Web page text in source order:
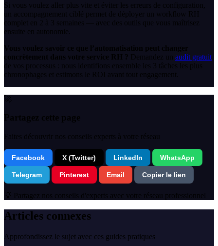
Si vous voulez aller plus vite et éviter les erreurs de configuration,
un accompagnement ciblé permet de déployer un workflow RH
complet en 2 à 3 semaines — avec des outils que vous maîtrisez
ensuite en autonomie.
Vous voulez savoir ce que l’automatisation peut changer
concrètement dans votre service RH ? Demandez un audit gratuit
de vos processus : nous identifions ensemble les 3 tâches les plus
chronophages et estimons le ROI avant tout engagement.
🚀
Partagez cette page
Faites découvrir nos conseils experts à votre réseau
Facebook X (Twitter) LinkedIn WhatsApp
Telegram Pinterest Email Copier le lien
💡 Partagez nos conseils d'experts avec votre réseau professionnel
Articles connexes
Approfondissez le sujet avec ces guides pratiques